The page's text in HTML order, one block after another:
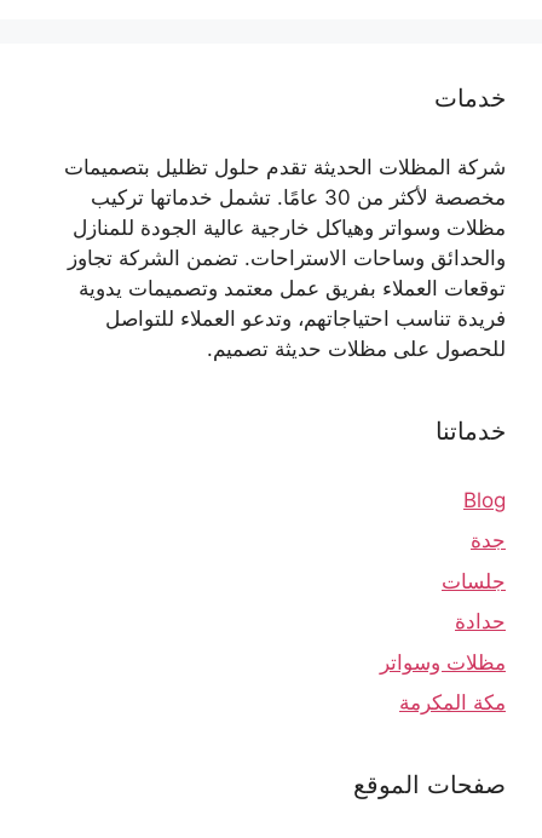
خدمات
شركة المظلات الحديثة تقدم حلول تظليل بتصميمات
مخصصة لأكثر من 30 عامًا. تشمل خدماتها تركيب
مظلات وسواتر وهياكل خارجية عالية الجودة للمنازل
والحدائق وساحات الاستراحات. تضمن الشركة تجاوز
توقعات العملاء بفريق عمل معتمد وتصميمات يدوية
فريدة تناسب احتياجاتهم، وتدعو العملاء للتواصل
للحصول على مظلات حديثة تصميم.
خدماتنا
Blog
جدة
جلسات
حدادة
مظلات وسواتر
مكة المكرمة
صفحات الموقع